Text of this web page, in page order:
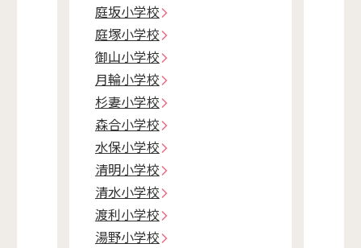
庭坂小学校
庭塚小学校
御山小学校
月輪小学校
杉妻小学校
森合小学校
水保小学校
清明小学校
清水小学校
渡利小学校
湯野小学校